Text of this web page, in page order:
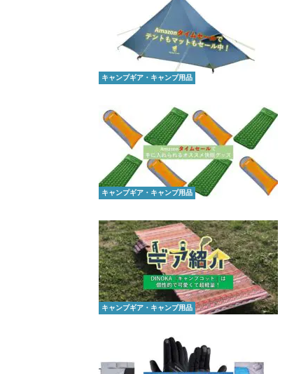
キャンプギア・キャンプ用品
キャンプギア・キャンプ用品
キャンプギア・キャンプ用品